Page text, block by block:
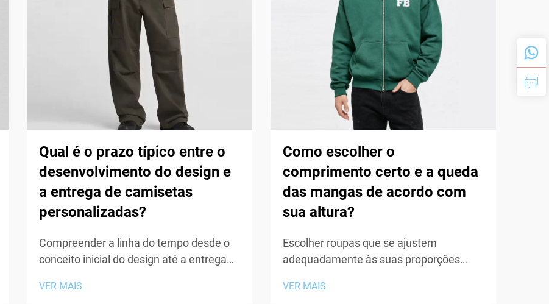
Qual é o prazo típico entre o
desenvolvimento do design e
a entrega de camisetas
personalizadas?
Compreender a linha do tempo desde o
conceito inicial do design até a entrega
planejar um projeto de camisetas
VER MAIS
Como escolher o
comprimento certo e a queda
das mangas de acordo com
sua altura?
Escolher roupas que se ajustem
adequadamente às suas proporções
sua aparência e seu nível de conforto ao
VER MAIS